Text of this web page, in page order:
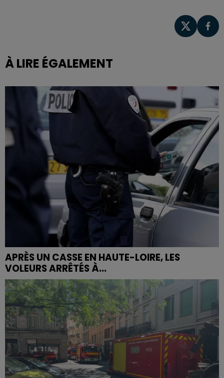
À LIRE ÉGALEMENT
APRÈS UN CASSE EN HAUTE-LOIRE, LES
VOLEURS ARRÊTÉS À...